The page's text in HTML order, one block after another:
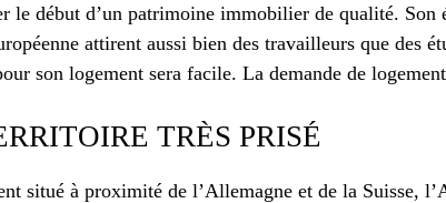
le début d’un patrimoine immobilier de qualité. Son
attirent aussi bien des travailleurs que des
son logement sera facile. La demande de
TRÈS PRISÉ
situé à proximité de l’Allemagne et de la Suisse,